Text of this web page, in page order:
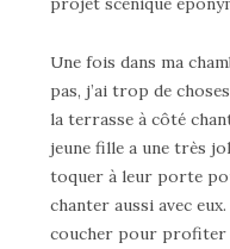
Une fois dans ma
pas, j’ai trop de
la terrasse à côté
jeune fille a une très
toquer à leur porte
chanter aussi avec
coucher pour profiter